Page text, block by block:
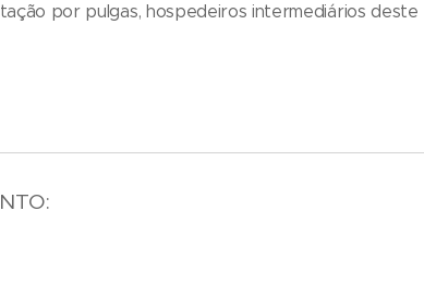
por pulgas, hospedeiros intermediários deste